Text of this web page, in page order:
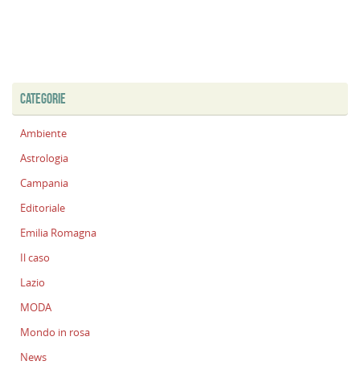
CATEGORIE
Ambiente
Astrologia
Campania
Editoriale
Emilia Romagna
Il caso
Lazio
MODA
Mondo in rosa
News